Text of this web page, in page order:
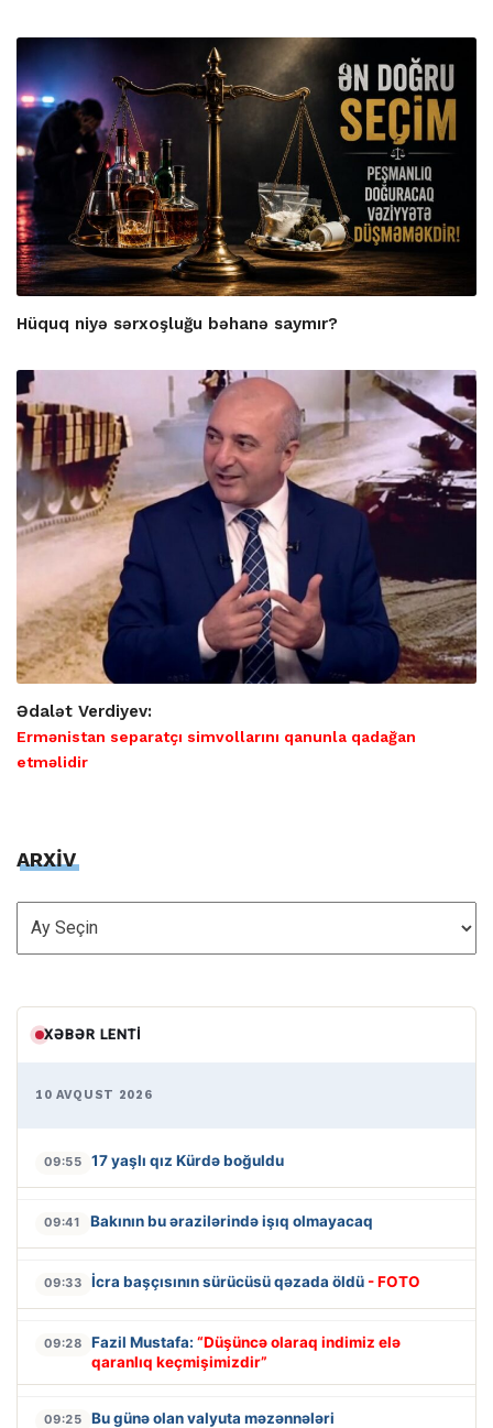
Hüquq niyə sərxoşluğu bəhanə saymır?
Ədalət Verdiyev:
Ermənistan separatçı simvollarını qanunla qadağan
etməlidir
ARXİV
ARXİV
XƏBƏR LENTI
10 AVQUST 2026
09:55 17 yaşlı qız Kürdə boğuldu
09:41 Bakının bu ərazilərində işıq olmayacaq
09:33 İcra başçısının sürücüsü qəzada öldü - FOTO
09:28 Fazil Mustafa: “Düşüncə olaraq indimiz elə
qaranlıq keçmişimizdir”
09:25 Bu günə olan valyuta məzənnələri